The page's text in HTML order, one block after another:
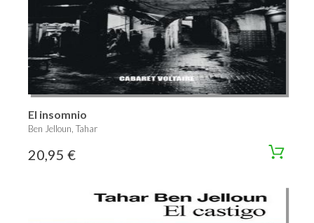
El insomnio
Ben Jelloun, Tahar
20,95 €